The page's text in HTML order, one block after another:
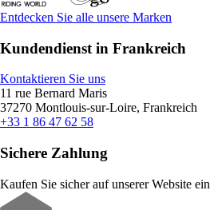
Entdecken Sie alle unsere Marken
Kundendienst in Frankreich
Kontaktieren Sie uns
11 rue Bernard Maris
37270 Montlouis-sur-Loire, Frankreich
+33 1 86 47 62 58
Sichere Zahlung
Kaufen Sie sicher auf unserer Website ein